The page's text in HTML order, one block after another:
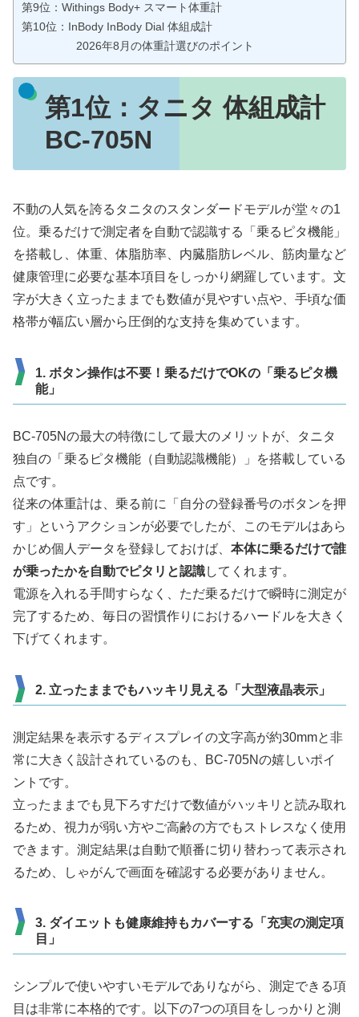
第9位：Withings Body+ スマート体重計
第10位：InBody InBody Dial 体組成計
2026年8月の体重計選びのポイント
第1位： タニタ 体組成計
BC-705N
不動の人気を誇るタニタのスタンダードモデルが堂々の1
位。乗るだけで測定者を自動で認識する「乗るピタ機能」
を搭載し、体重、体脂肪率、内臓脂肪レベル、筋肉量など
健康管理に必要な基本項目をしっかり網羅しています。文
字が大きく立ったままでも数値が見やすい点や、手頃な価
格帯が幅広い層から圧倒的な支持を集めています。
1. ボタン操作は不要！乗るだけでOKの「乗るピタ機
能」
BC-705Nの最大の特徴にして最大のメリットが、タニタ
独自の「乗るピタ機能（自動認識機能）」を搭載している
点です。
従来の体重計は、乗る前に「自分の登録番号のボタンを押
す」というアクションが必要でしたが、このモデルはあら
かじめ個人データを登録しておけば、 本体に乗るだけで誰
が乗ったかを自動でピタリと認識してくれます。
電源を入れる手間すらなく、ただ乗るだけで瞬時に測定が
完了するため、毎日の習慣作りにおけるハードルを大きく
下げてくれます。
2. 立ったままでもハッキリ見える「大型液晶表示」
測定結果を表示するディスプレイの文字高が約30mmと非
常に大きく設計されているのも、BC-705Nの嬉しいポイ
ントです。
立ったままでも見下ろすだけで数値がハッキリと読み取れ
るため、視力が弱い方やご高齢の方でもストレスなく使用
できます。測定結果は自動で順番に切り替わって表示され
るため、しゃがんで画面を確認する必要がありません。
3. ダイエットも健康維持もカバーする「充実の測定項
目」
シンプルで使いやすいモデルでありながら、測定できる項
目は非常に本格的です。以下の7つの項目をしっかりと測